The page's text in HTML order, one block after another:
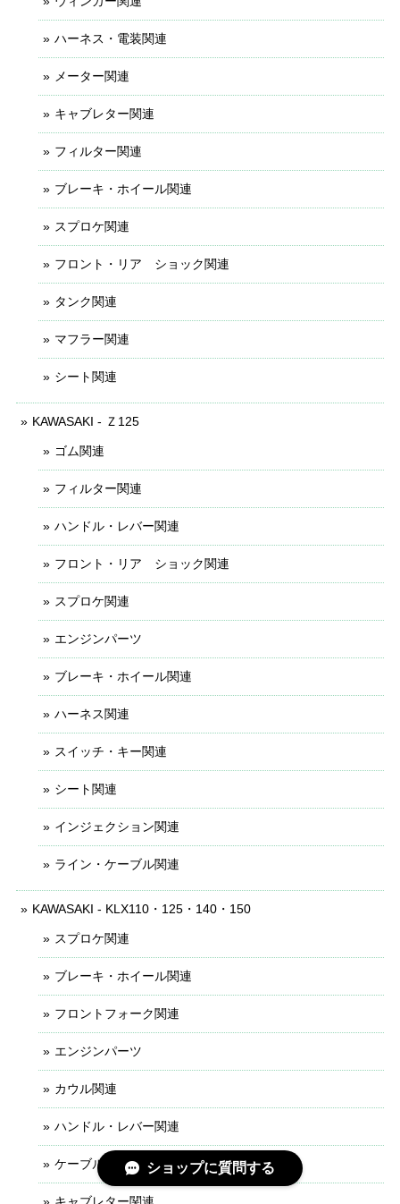
ハーネス・電装関連
メーター関連
キャブレター関連
フィルター関連
ブレーキ・ホイール関連
スプロケ関連
フロント・リア ショック関連
タンク関連
マフラー関連
シート関連
KAWASAKI - Ｚ125
ゴム関連
フィルター関連
ハンドル・レバー関連
フロント・リア ショック関連
スプロケ関連
エンジンパーツ
ブレーキ・ホイール関連
ハーネス関連
スイッチ・キー関連
シート関連
インジェクション関連
ライン・ケーブル関連
KAWASAKI - KLX110・125・140・150
スプロケ関連
ブレーキ・ホイール関連
フロントフォーク関連
エンジンパーツ
カウル関連
ハンドル・レバー関連
ケーブル・ライン関連ショップに質問する